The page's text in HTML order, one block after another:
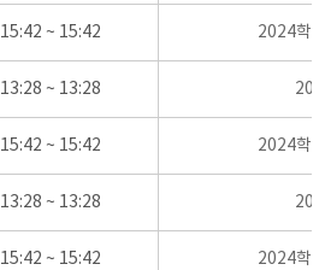
15:42 ~ 15:42 2024학
13:28 ~ 13:28
15:42 ~ 15:42 2024학
13:28 ~ 13:28
15:42 ~ 15:42 2024학